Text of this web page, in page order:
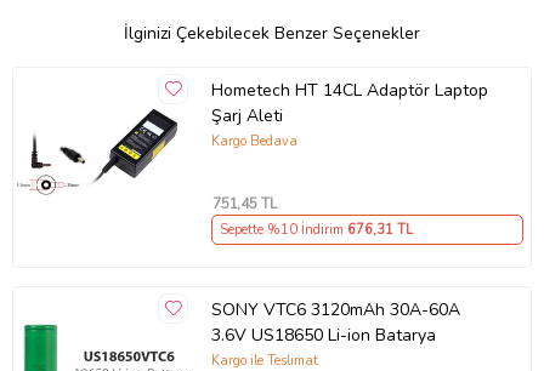
İlginizi Çekebilecek Benzer Seçenekler
Hometech HT 14CL Adaptör Laptop
Şarj Aleti
Kargo Bedava
751,45 TL
Sepette %10 İndirim 676,31 TL
SONY VTC6 3120mAh 30A-60A
3.6V US18650 Li-ion Batarya
Kargo ile Teslimat